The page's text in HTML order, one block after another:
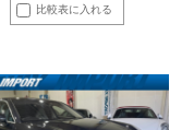
比較表に入れる